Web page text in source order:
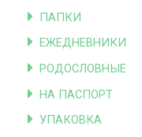
ПАПКИ
ЕЖЕДНЕВНИКИ
РОДОСЛОВНЫЕ
НА ПАСПОРТ
УПАКОВКА